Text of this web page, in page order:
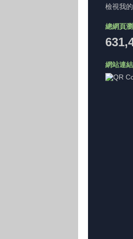
檢視我
總網頁
網站連結